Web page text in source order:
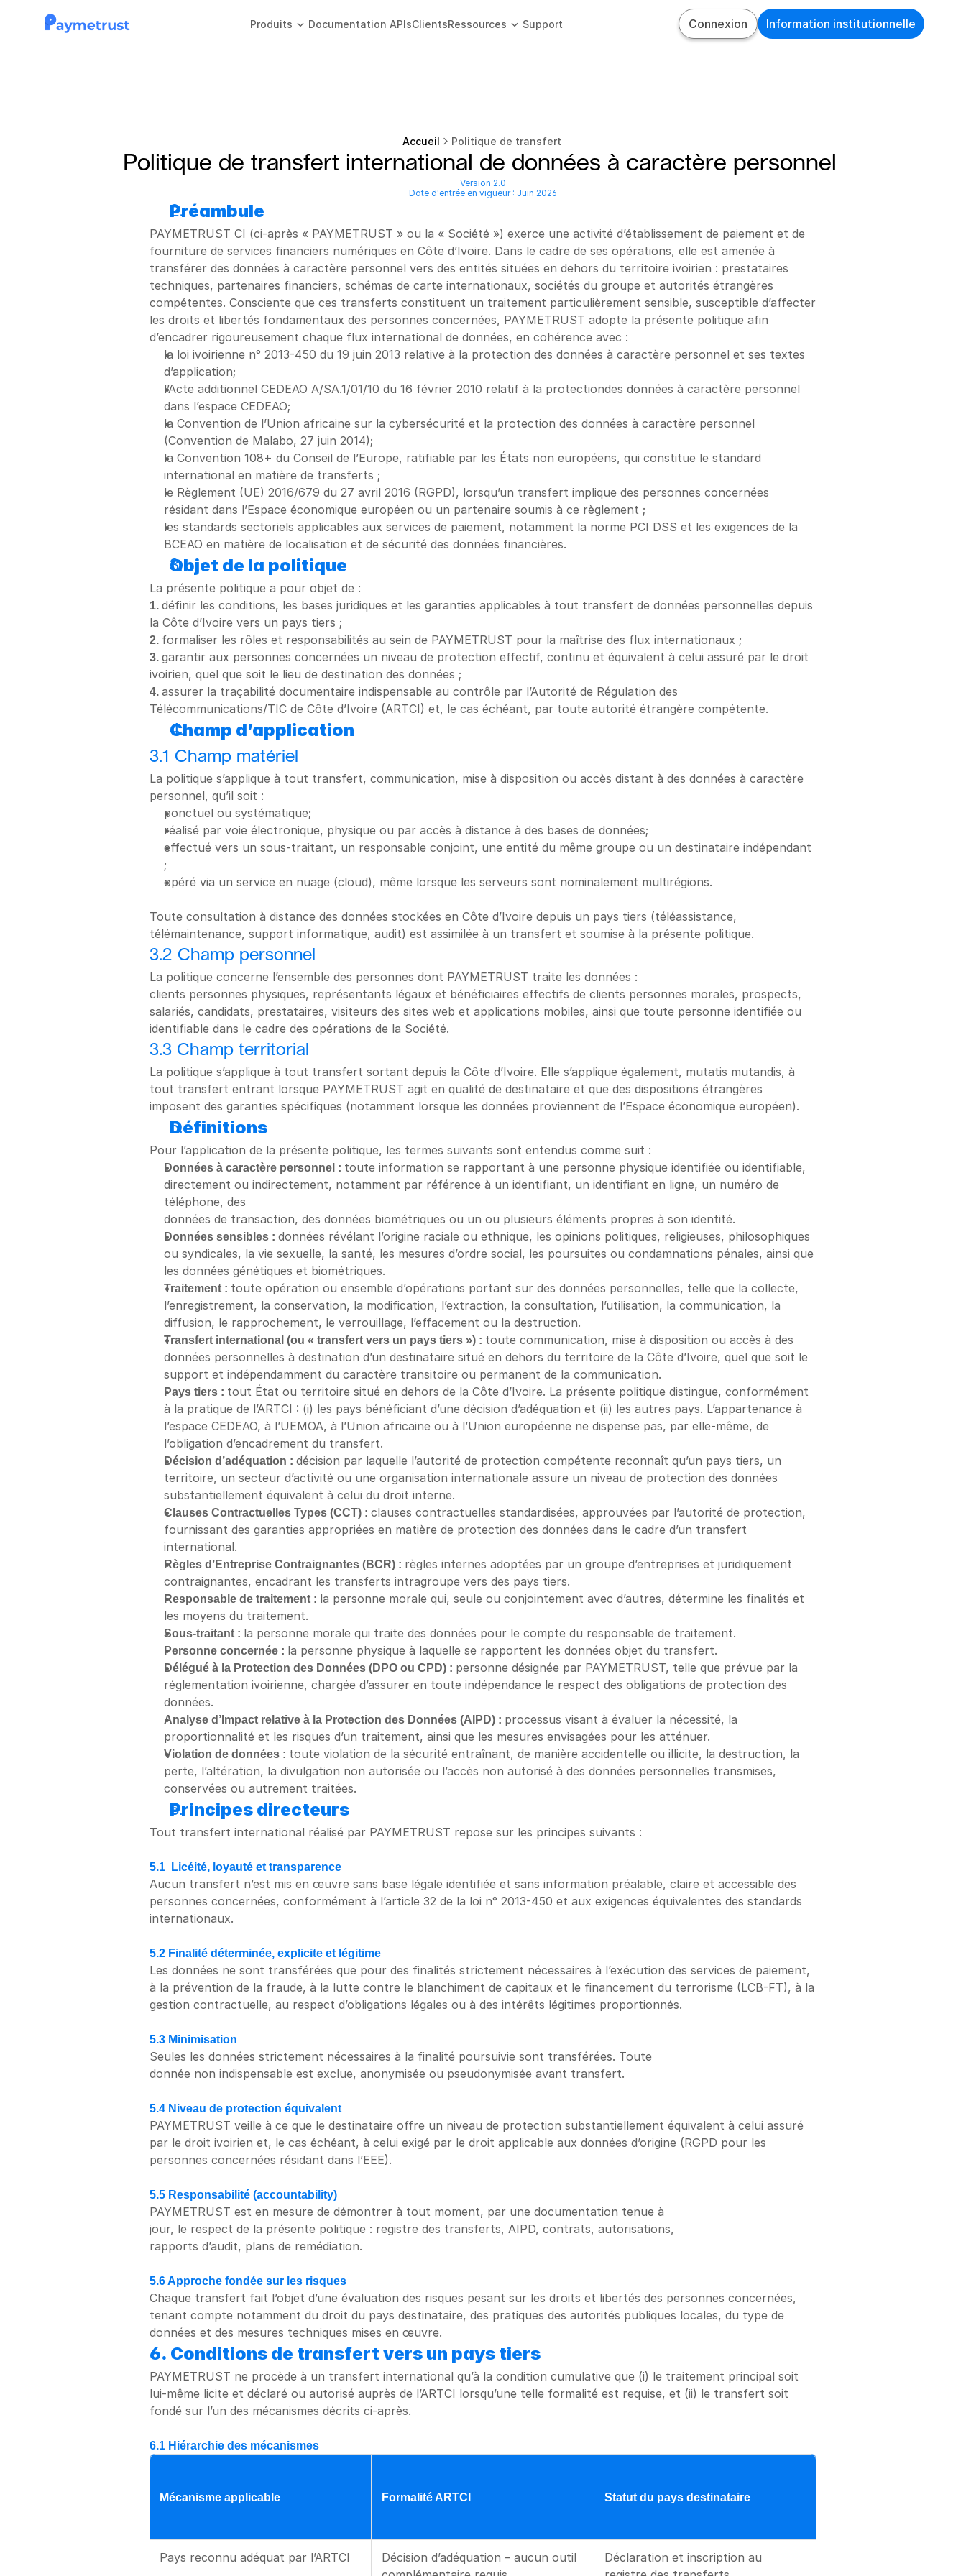
Produits Documentation APIsClientsRessources Support Connexion Information institutionnelle
Accueil Politique de transfert
Politique de transfert international de données à caractère personnel
Version 2.0
Date d'entrée en vigueur : Juin 2026
Préambule
PAYMETRUST CI (ci-après « PAYMETRUST » ou la « Société ») exerce une activité d’établissement de paiement et de
fourniture de services financiers numériques en Côte d’Ivoire. Dans le cadre de ses opérations, elle est amenée à
transférer des données à caractère personnel vers des entités situées en dehors du territoire ivoirien : prestataires
techniques, partenaires financiers, schémas de carte internationaux, sociétés du groupe et autorités étrangères
compétentes. Consciente que ces transferts constituent un traitement particulièrement sensible, susceptible d’affecter
les droits et libertés fondamentaux des personnes concernées, PAYMETRUST adopte la présente politique afin
d’encadrer rigoureusement chaque flux international de données, en cohérence avec :
la loi ivoirienne n° 2013-450 du 19 juin 2013 relative à la protection des données à caractère personnel et ses textes
d’application;
l’Acte additionnel CEDEAO A/SA.1/01/10 du 16 février 2010 relatif à la protectiondes données à caractère personnel
dans l’espace CEDEAO;
la Convention de l’Union africaine sur la cybersécurité et la protection des données à caractère personnel
(Convention de Malabo, 27 juin 2014);
la Convention 108+ du Conseil de l’Europe, ratifiable par les États non européens, qui constitue le standard
international en matière de transferts ;
le Règlement (UE) 2016/679 du 27 avril 2016 (RGPD), lorsqu’un transfert implique des personnes concernées
résidant dans l’Espace économique européen ou un partenaire soumis à ce règlement ;
les standards sectoriels applicables aux services de paiement, notamment la norme PCI DSS et les exigences de la
BCEAO en matière de localisation et de sécurité des données financières.
Objet de la politique
La présente politique a pour objet de :
1. définir les conditions, les bases juridiques et les garanties applicables à tout transfert de données personnelles depuis
la Côte d’Ivoire vers un pays tiers ;
2. formaliser les rôles et responsabilités au sein de PAYMETRUST pour la maîtrise des flux internationaux ;
3. garantir aux personnes concernées un niveau de protection effectif, continu et équivalent à celui assuré par le droit
ivoirien, quel que soit le lieu de destination des données ;
4. assurer la traçabilité documentaire indispensable au contrôle par l’Autorité de Régulation des
Télécommunications/TIC de Côte d’Ivoire (ARTCI) et, le cas échéant, par toute autorité étrangère compétente.
Champ d’application
3.1 Champ matériel
La politique s’applique à tout transfert, communication, mise à disposition ou accès distant à des données à caractère
personnel, qu’il soit :
ponctuel ou systématique;
réalisé par voie électronique, physique ou par accès à distance à des bases de données;
effectué vers un sous-traitant, un responsable conjoint, une entité du même groupe ou un destinataire indépendant
;
opéré via un service en nuage (cloud), même lorsque les serveurs sont nominalement multirégions.
Toute consultation à distance des données stockées en Côte d’Ivoire depuis un pays tiers (téléassistance,
télémaintenance, support informatique, audit) est assimilée à un transfert et soumise à la présente politique.
3.2 Champ personnel
La politique concerne l’ensemble des personnes dont PAYMETRUST traite les données :
clients personnes physiques, représentants légaux et bénéficiaires effectifs de clients personnes morales, prospects,
salariés, candidats, prestataires, visiteurs des sites web et applications mobiles, ainsi que toute personne identifiée ou
identifiable dans le cadre des opérations de la Société.
3.3 Champ territorial
La politique s’applique à tout transfert sortant depuis la Côte d’Ivoire. Elle s’applique également, mutatis mutandis, à
tout transfert entrant lorsque PAYMETRUST agit en qualité de destinataire et que des dispositions étrangères
imposent des garanties spécifiques (notamment lorsque les données proviennent de l’Espace économique européen).
Définitions
Pour l’application de la présente politique, les termes suivants sont entendus comme suit :
Données à caractère personnel : toute information se rapportant à une personne physique identifiée ou identifiable,
directement ou indirectement, notamment par référence à un identifiant, un identifiant en ligne, un numéro de
téléphone, des
données de transaction, des données biométriques ou un ou plusieurs éléments propres à son identité.
Données sensibles : données révélant l’origine raciale ou ethnique, les opinions politiques, religieuses, philosophiques
ou syndicales, la vie sexuelle, la santé, les mesures d’ordre social, les poursuites ou condamnations pénales, ainsi que
les données génétiques et biométriques.
Traitement : toute opération ou ensemble d’opérations portant sur des données personnelles, telle que la collecte,
l’enregistrement, la conservation, la modification, l’extraction, la consultation, l’utilisation, la communication, la
diffusion, le rapprochement, le verrouillage, l’effacement ou la destruction.
Transfert international (ou « transfert vers un pays tiers ») : toute communication, mise à disposition ou accès à des
données personnelles à destination d’un destinataire situé en dehors du territoire de la Côte d’Ivoire, quel que soit le
support et indépendamment du caractère transitoire ou permanent de la communication.
Pays tiers : tout État ou territoire situé en dehors de la Côte d’Ivoire. La présente politique distingue, conformément
à la pratique de l’ARTCI : (i) les pays bénéficiant d’une décision d’adéquation et (ii) les autres pays. L’appartenance à
l’espace CEDEAO, à l’UEMOA, à l’Union africaine ou à l’Union européenne ne dispense pas, par elle-même, de
l’obligation d’encadrement du transfert.
Décision d’adéquation : décision par laquelle l’autorité de protection compétente reconnaît qu’un pays tiers, un
territoire, un secteur d’activité ou une organisation internationale assure un niveau de protection des données
substantiellement équivalent à celui du droit interne.
Clauses Contractuelles Types (CCT) : clauses contractuelles standardisées, approuvées par l’autorité de protection,
fournissant des garanties appropriées en matière de protection des données dans le cadre d’un transfert
international.
Règles d’Entreprise Contraignantes (BCR) : règles internes adoptées par un groupe d’entreprises et juridiquement
contraignantes, encadrant les transferts intragroupe vers des pays tiers.
Responsable de traitement : la personne morale qui, seule ou conjointement avec d’autres, détermine les finalités et
les moyens du traitement.
Sous-traitant : la personne morale qui traite des données pour le compte du responsable de traitement.
Personne concernée : la personne physique à laquelle se rapportent les données objet du transfert.
Délégué à la Protection des Données (DPO ou CPD) : personne désignée par PAYMETRUST, telle que prévue par la
réglementation ivoirienne, chargée d’assurer en toute indépendance le respect des obligations de protection des
données.
Analyse d’Impact relative à la Protection des Données (AIPD) : processus visant à évaluer la nécessité, la
proportionnalité et les risques d’un traitement, ainsi que les mesures envisagées pour les atténuer.
Violation de données : toute violation de la sécurité entraînant, de manière accidentelle ou illicite, la destruction, la
perte, l’altération, la divulgation non autorisée ou l’accès non autorisé à des données personnelles transmises,
conservées ou autrement traitées.
Principes directeurs
Tout transfert international réalisé par PAYMETRUST repose sur les principes suivants :
5.1  Licéité, loyauté et transparence
Aucun transfert n’est mis en œuvre sans base légale identifiée et sans information préalable, claire et accessible des
personnes concernées, conformément à l’article 32 de la loi n° 2013-450 et aux exigences équivalentes des standards
internationaux.
5.2 Finalité déterminée, explicite et légitime
Les données ne sont transférées que pour des finalités strictement nécessaires à l’exécution des services de paiement,
à la prévention de la fraude, à la lutte contre le blanchiment de capitaux et le financement du terrorisme (LCB-FT), à la
gestion contractuelle, au respect d’obligations légales ou à des intérêts légitimes proportionnés.
5.3 Minimisation
Seules les données strictement nécessaires à la finalité poursuivie sont transférées. Toute
donnée non indispensable est exclue, anonymisée ou pseudonymisée avant transfert.
5.4 Niveau de protection équivalent
PAYMETRUST veille à ce que le destinataire offre un niveau de protection substantiellement équivalent à celui assuré
par le droit ivoirien et, le cas échéant, à celui exigé par le droit applicable aux données d’origine (RGPD pour les
personnes concernées résidant dans l’EEE).
5.5 Responsabilité (accountability)
PAYMETRUST est en mesure de démontrer à tout moment, par une documentation tenue à
jour, le respect de la présente politique : registre des transferts, AIPD, contrats, autorisations,
rapports d’audit, plans de remédiation.
5.6 Approche fondée sur les risques
Chaque transfert fait l’objet d’une évaluation des risques pesant sur les droits et libertés des personnes concernées,
tenant compte notamment du droit du pays destinataire, des pratiques des autorités publiques locales, du type de
données et des mesures techniques mises en œuvre.
6. Conditions de transfert vers un pays tiers
PAYMETRUST ne procède à un transfert international qu’à la condition cumulative que (i) le traitement principal soit
lui-même licite et déclaré ou autorisé auprès de l’ARTCI lorsqu’une telle formalité est requise, et (ii) le transfert soit
fondé sur l’un des mécanismes décrits ci-après.
6.1 Hiérarchie des mécanismes
Mécanisme applicable Formalité ARTCI Statut du pays destinataire
Pays reconnu adéquat par l’ARTCI
Décision d’adéquation – aucun outil
Déclaration et inscription au